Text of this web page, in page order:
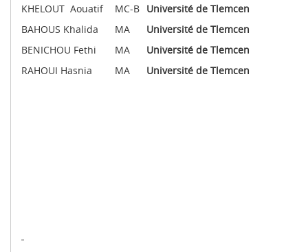
KHELOUT Aouatif
MC-B Université de Tlemcen
BAHOUS Khalida
MA
Université de Tlemcen
BENICHOU Fethi
MA
Université de Tlemcen
RAHOUI Hasnia
MA Université de Tlemcen